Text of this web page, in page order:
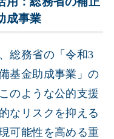
成事業
総務省の「令和3
基金助成事業」の
のような公的支援
なリスクを抑える
可能性を高める重